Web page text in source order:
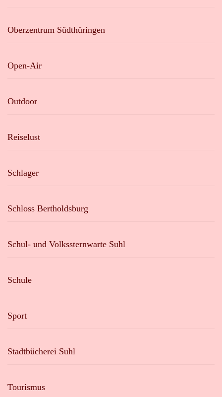
Oberzentrum Südthüringen
Open-Air
Outdoor
Reiselust
Schlager
Schloss Bertholdsburg
Schul- und Volkssternwarte Suhl
Schule
Sport
Stadtbücherei Suhl
Tourismus